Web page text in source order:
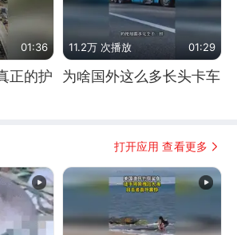
01:36
正的护
11.2万 次播放 01:29
为啥国外这么多长头卡车
打开应用 查看更多